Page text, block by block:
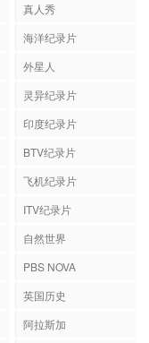
真人秀
海洋纪录片
外星人
灵异纪录片
印度纪录片
BTV纪录片
飞机纪录片
ITV纪录片
自然世界
PBS NOVA
英国历史
阿拉斯加